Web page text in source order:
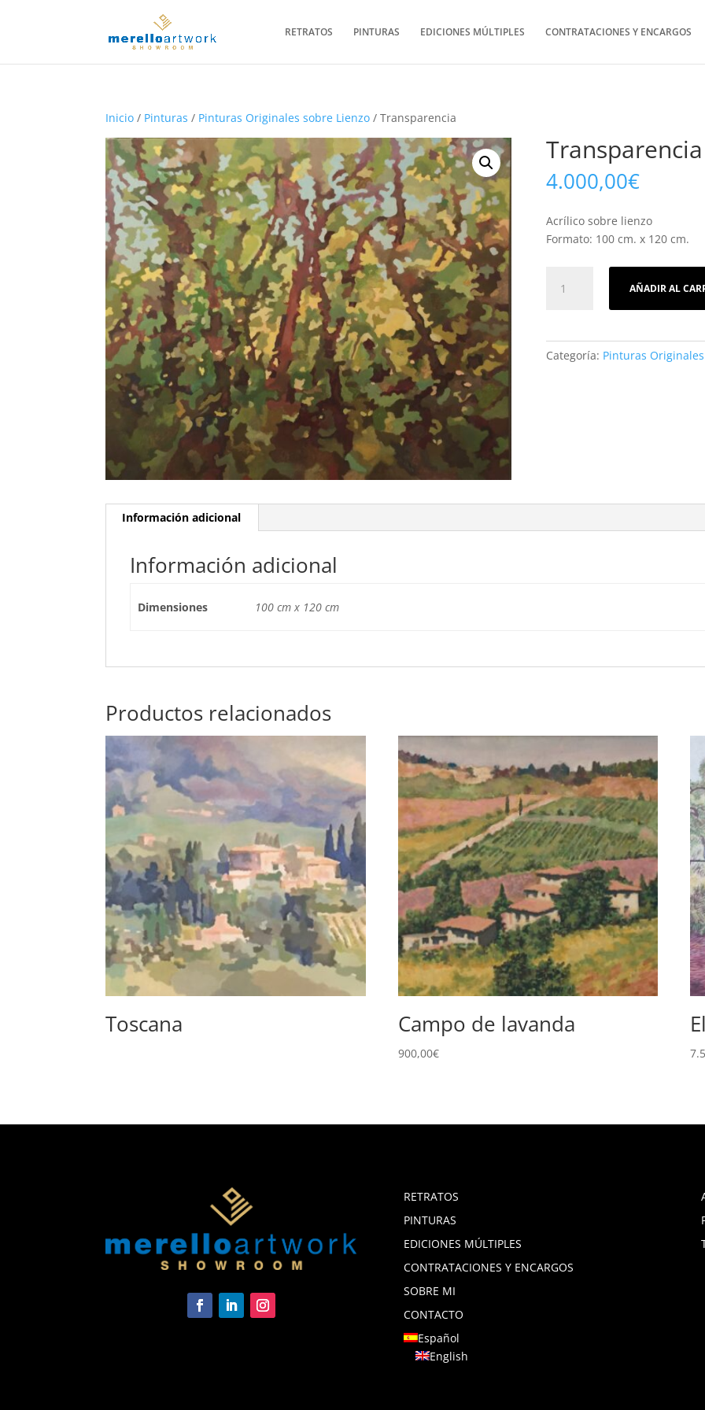
RETRATOS PINTURAS EDICIONES MÚLTIPLES CONTRATACIONES Y ENCARGOS
Inicio / Pinturas / Pinturas Originales sobre Lienzo / Transparencia
Transparencia
4.000,00€
Acrílico sobre lienzo
Formato: 100 cm. x 120 cm.
cantidad
AÑADIR AL
Categoría: Pinturas
Información adicional
Información adicional
Dimensiones 100 cm x 120 cm
Productos relacionados
Toscana Campo de lavanda
900,00€
RETRATOS
PINTURAS
EDICIONES MÚLTIPLES
CONTRATACIONES Y ENCARGOS
SOBRE MI
CONTACTO
Español
English